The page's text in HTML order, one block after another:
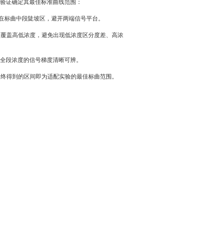
证确定其最佳标准曲线范围：
曲中段陡坡区，避开两端信号平台。
盖高低浓度，避免出现低浓度区分度差、高浓
段浓度的信号梯度清晰可辨。
得到的区间即为适配实验的最佳标曲范围。